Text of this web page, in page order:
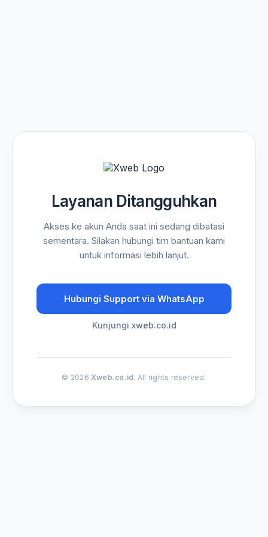
Layanan Ditangguhkan
Akses ke akun Anda saat ini sedang dibatasi
sementara. Silakan hubungi tim bantuan kami
untuk informasi lebih lanjut.
Hubungi Support via WhatsApp
Kunjungi xweb.co.id
© 2026 Xweb.co.id. All rights reserved.